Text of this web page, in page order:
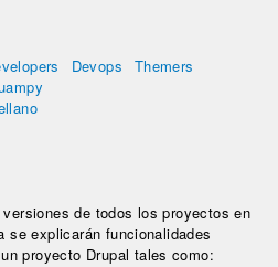
Devops
Themers
de todos los proyectos en
se explicarán funcionalidades
proyecto Drupal tales como: